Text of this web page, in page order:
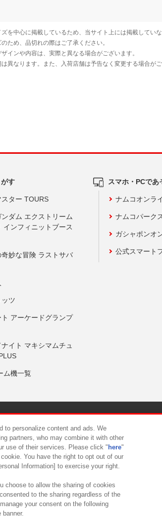
す
ター TOURS
ダム エクストリーム
インフィニットブース
妙な冒険 ラストサバ
ツ
アーケードグランプ
イト マキシマムチュ
ム機一覧
スマホ・PCであ
ナムコオンラ
ナムコパーク
ガシャポンオ
公式スマート
て カスタマーハラスメント対応方針
to personalize content and ads. We
partners, who may combine it with other
use of their services. Please click " here"
You have the right to opt out of our
Information] to exercise your right.
choose to allow the sharing of cookies
to the sharing regardless of the
your consent on the following